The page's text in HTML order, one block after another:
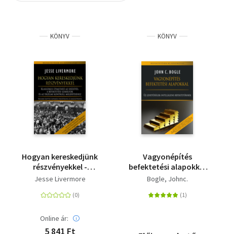
Tankönyv, segédkönyv
Társadalomtudomány
Természettudomány
Történelem
KÖNYV
Hogyan kereskedjünk
részvényekkel -
Klasszikus útmutató
befektetési szabályok
megértéséhez
Jesse Livermore
Online ár:
5 841 Ft
KÖNYV
Vagyonépítés
befektetési alapokkal
- Új lehetőségek
befektetőknek
Bogle, Johnc.